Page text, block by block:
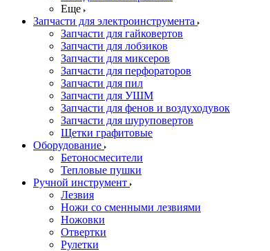
Еще
Запчасти для электроинструмента
Запчасти для гайковертов
Запчасти для лобзиков
Запчасти для миксеров
Запчасти для перфораторов
Запчасти для пил
Запчасти для УШМ
Запчасти для фенов и воздуходувок
Запчасти для шуруповертов
Щетки графитовые
Оборудование
Бетоносмесители
Тепловые пушки
Ручной инструмент
Лезвия
Ножи со сменными лезвиями
Ножовки
Отвертки
Рулетки